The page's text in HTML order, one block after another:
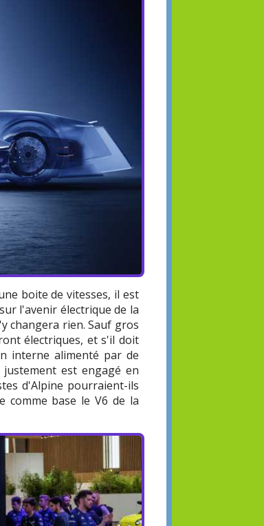
boite de vitesses, il est
l'avenir électrique de la
changera rien. Sauf gros
électriques, et s'il doit
interne alimenté par de
est engagé en
d'Alpine pourraient-ils
comme base le V6 de la